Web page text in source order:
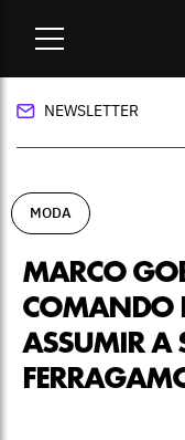
para assumir a
NEWSLETTER
MODA
MARCO
COMANDO
ASSUMIR A